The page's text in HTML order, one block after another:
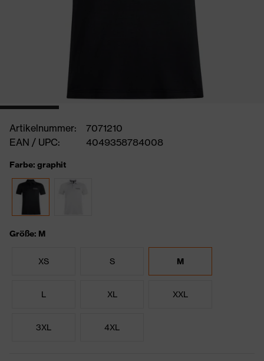
Artikelnummer:
7071210
EAN / UPC:
4049358784008
Farbe: graphit
Größe: M
XS S M
L XL XXL
3XL 4XL